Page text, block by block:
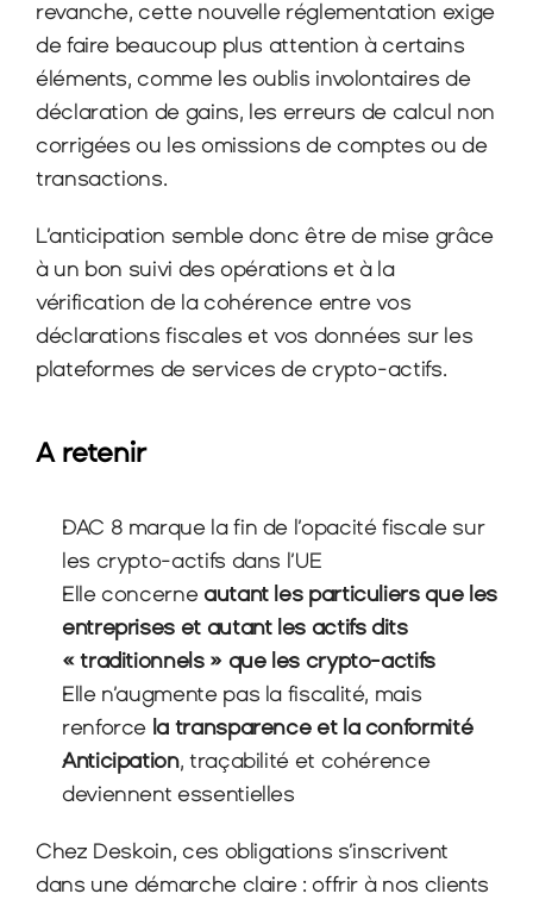
revanche, cette nouvelle réglementation exige
de faire beaucoup plus attention à certains
éléments, comme les oublis involontaires de
déclaration de gains, les erreurs de calcul non
corrigées ou les omissions de comptes ou de
transactions.
L’anticipation semble donc être de mise grâce
à un bon suivi des opérations et à la
vérification de la cohérence entre vos
déclarations fiscales et vos données sur les
plateformes de services de crypto-actifs.
A retenir
DAC 8 marque la fin de l’opacité fiscale sur
les crypto-actifs dans l’UE
Elle concerne autant les particuliers que les
entreprises et autant les actifs dits
« traditionnels » que les crypto-actifs
Elle n’augmente pas la fiscalité, mais
renforce la transparence et la conformité
Anticipation, traçabilité et cohérence
deviennent essentielles
Chez Deskoin, ces obligations s’inscrivent
dans une démarche claire : offrir à nos clients